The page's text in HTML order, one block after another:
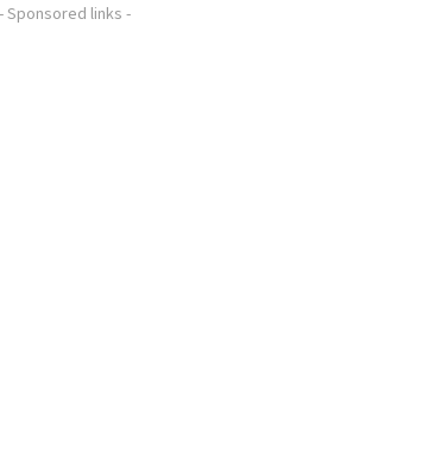
Sponsored links -